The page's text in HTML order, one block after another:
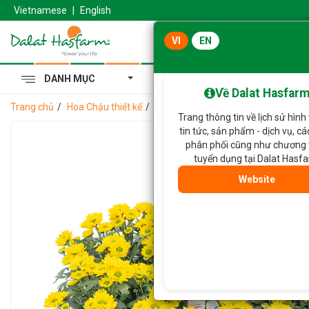
Vietnamese English
DANH MỤC
Trang chủ Hoa Chậu thiết kế
VI EN
Về Dalat Hasfarm
Trang thông tin về lịch sử hình
tin tức, sản phẩm - dịch vụ,
phân phối cũng như chương
tuyển dụng tại Dalat
Website